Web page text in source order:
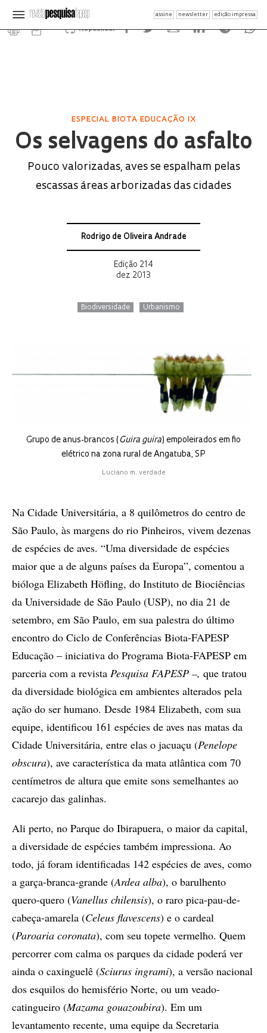
assine newsletter edição impressa
Republicar
ESPECIAL BIOTA EDUCAÇÃO IX
Os selvagens do asfalto
Pouco valorizadas, aves se espalham pelas
escassas áreas arborizadas das cidades
Rodrigo de Oliveira Andrade
Edição 214
dez 2013
Biodiversidade Urbanismo
Grupo de anus-brancos ( Guira guira) empoleirados em fio
elétrico na zona rural de Angatuba, SP
Luciano m. verdade
Na Cidade Universitária, a 8 quilômetros do centro de
São Paulo, às margens do rio Pinheiros, vivem dezenas
de espécies de aves. “Uma diversidade de espécies
maior que a de alguns países da Europa”, comentou a
bióloga Elizabeth Höfling, do Instituto de Biociências
da Universidade de São Paulo (USP), no dia 21 de
setembro, em São Paulo, em sua palestra do último
encontro do Ciclo de Conferências Biota-FAPESP
Educação – iniciativa do Programa Biota-FAPESP em
parceria com a revista Pesquisa FAPESP –, que tratou
da diversidade biológica em ambientes alterados pela
ação do ser humano. Desde 1984 Elizabeth, com sua
equipe, identificou 161 espécies de aves nas matas da
Cidade Universitária, entre elas o jacuaçu (Penelope
obscura), ave característica da mata atlântica com 70
centímetros de altura que emite sons semelhantes ao
cacarejo das galinhas.
Ali perto, no Parque do Ibirapuera, o maior da capital,
a diversidade de espécies também impressiona. Ao
todo, já foram identificadas 142 espécies de aves, como
a garça-branca-grande (Ardea alba), o barulhento
quero-quero (Vanellus chilensis), o raro pica-pau-de-
cabeça-amarela (Celeus flavescens) e o cardeal
(Paroaria coronata), com seu topete vermelho. Quem
percorrer com calma os parques da cidade poderá ver
ainda o caxinguelê (Sciurus ingrami), a versão nacional
dos esquilos do hemisfério Norte, ou um veado-
catingueiro (Mazama gouazoubira). Em um
levantamento recente, uma equipe da Secretaria